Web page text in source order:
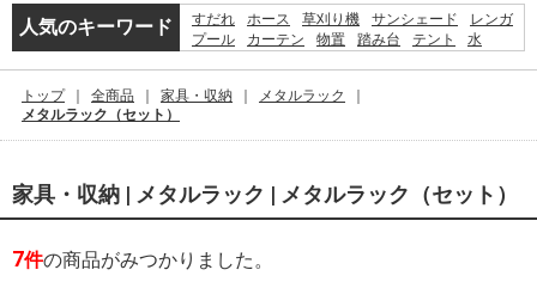
人気のキーワード すだれ ホース 草刈り機 サンシェード
レンガ
プール
カーテン 物置 踏み台 テント
水
クーラーボックス
トップ 全商品 家具・収納
メタルラック
メタルラック（セット）
家具・収納 | メタルラック | メタルラック（セット）
7件の商品がみつかりました。